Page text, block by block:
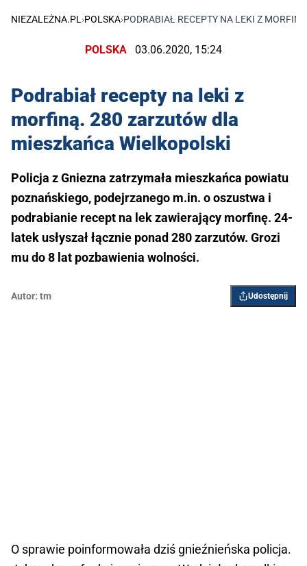
NIEZALEŻNA.PL ›POLSKA›PODRABIAŁ RECEPTY NA LEKI Z
POLSKA 03.06.2020, 15:24
Podrabiał recepty na leki z
morfiną. 280 zarzutów dla
mieszkańca Wielkopolski
Policja z Gniezna zatrzymała mieszkańca powiatu
poznańskiego, podejrzanego m.in. o oszustwa i
podrabianie recept na lek zawierający morfinę. 24-
latek usłyszał łącznie ponad 280 zarzutów. Grozi
mu do 8 lat pozbawienia wolności.
Autor: tm Udostępnij
O sprawie poinformowała dziś gnieźnieńska policja.